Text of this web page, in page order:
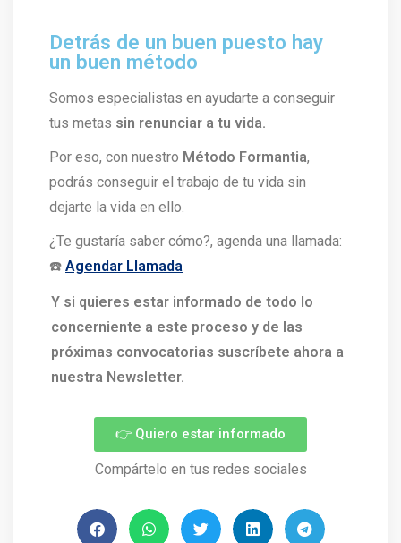
Detrás de un buen puesto hay
un buen método
Somos especialistas en ayudarte a conseguir
tus metas sin renunciar a tu vida.
Por eso, con nuestro Método Formantia,
podrás conseguir el trabajo de tu vida sin
dejarte la vida en ello.
¿Te gustaría saber cómo?, agenda una llamada:
☎️ Agendar Llamada
Y si quieres estar informado de todo lo
concerniente a este proceso y de las
próximas convocatorias suscríbete ahora a
nuestra Newsletter.
👉 Quiero estar informado
Compártelo en tus redes sociales